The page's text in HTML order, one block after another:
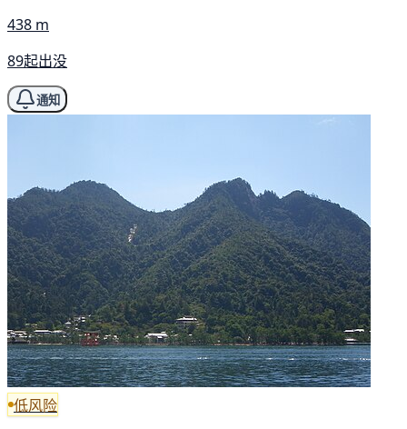
438 m
89起出没
通知
低风险